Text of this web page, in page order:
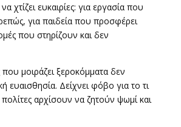
χτίζει ευκαιρίες: για εργασία που
για παιδεία που προσφέρει
που στηρίζουν και δεν
που μοιράζει ξεροκόμματα δεν
ευαισθησία. Δείχνει φόβο για το τι
αρχίσουν να ζητούν ψωμί και